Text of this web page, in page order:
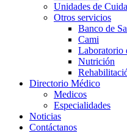
Unidades de
Otros servicios
Banco de
Cami
Laboratorio
Nutrición
Directorio Médico
Medicos
Especialidades
Noticias
Contáctanos